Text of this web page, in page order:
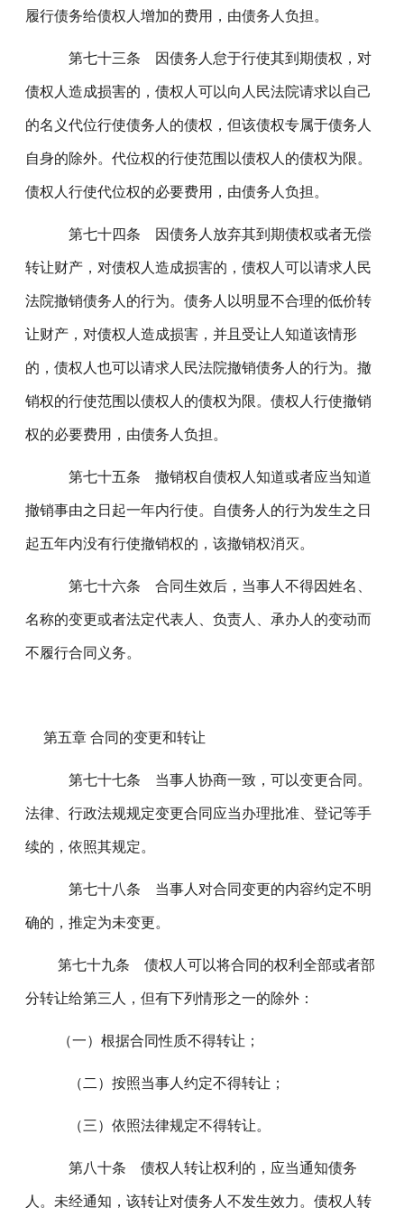
履行债务给债权人增加的费用，由债务人负担。
第七十三条 因债务人怠于行使其到期债权，对
债权人造成损害的，债权人可以向人民法院请求以自己
的名义代位行使债务人的债权，但该债权专属于债务人
自身的除外。代位权的行使范围以债权人的债权为限。
债权人行使代位权的必要费用，由债务人负担。
第七十四条 因债务人放弃其到期债权或者无偿
转让财产，对债权人造成损害的，债权人可以请求人民
法院撤销债务人的行为。债务人以明显不合理的低价转
让财产，对债权人造成损害，并且受让人知道该情形
的，债权人也可以请求人民法院撤销债务人的行为。撤
销权的行使范围以债权人的债权为限。债权人行使撤销
权的必要费用，由债务人负担。
第七十五条 撤销权自债权人知道或者应当知道
撤销事由之日起一年内行使。自债务人的行为发生之日
起五年内没有行使撤销权的，该撤销权消灭。
第七十六条 合同生效后，当事人不得因姓名、
名称的变更或者法定代表人、负责人、承办人的变动而
不履行合同义务。
第五章 合同的变更和转让
第七十七条 当事人协商一致，可以变更合同。
法律、行政法规规定变更合同应当办理批准、登记等手
续的，依照其规定。
第七十八条 当事人对合同变更的内容约定不明
确的，推定为未变更。
第七十九条 债权人可以将合同的权利全部或者部
分转让给第三人，但有下列情形之一的除外：
（一）根据合同性质不得转让；
（二）按照当事人约定不得转让；
（三）依照法律规定不得转让。
第八十条 债权人转让权利的，应当通知债务
人。未经通知，该转让对债务人不发生效力。债权人转